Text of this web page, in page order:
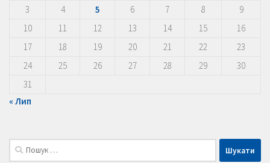
3
4 5 6 7 8
9
10
11 12 13 14 15
16
17
18 19 20 21 22
23
24
25 26 27 28 29
30
31
« Лип
Пошук: